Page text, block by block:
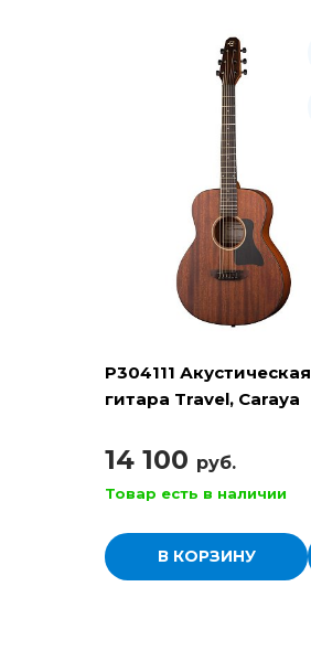
P304111 Акустическая
гитара Travel, Caraya
14 100 руб.
Товар есть в наличии
В КОРЗИНУ